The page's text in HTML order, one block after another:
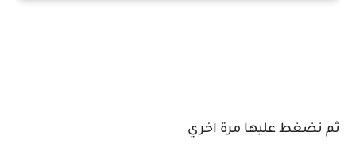
ثم نضغط عليها مرة اخري